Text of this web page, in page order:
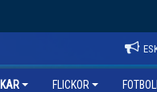
FLICKOR